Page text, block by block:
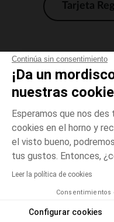
Continúa sin consentimiento
¡Da un
nuestras
Esperamos que nos
cookies en el horno y
el visto bueno,
tus gustos. Entonces,
Leer la política de cookies
Configurar cookies
Blanco
El pago
AÑADIR A
Tarjeta
Orchestra adhiere al código de
electrónico y venta a